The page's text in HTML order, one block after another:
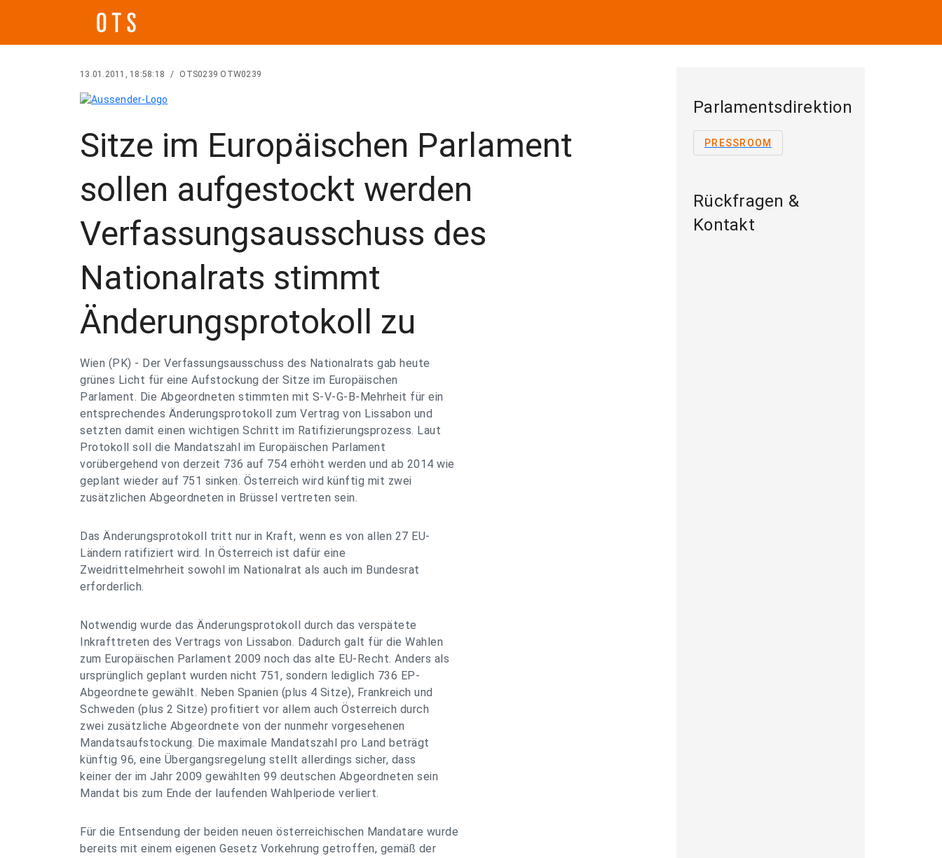
13.01.2011, 18:58:18 / OTS0239 OTW0239
Sitze im Europäischen Parlament
sollen aufgestockt werden
Verfassungsausschuss des
Nationalrats stimmt
Änderungsprotokoll zu
Wien (PK) - Der Verfassungsausschuss des Nationalrats gab heute
grünes Licht für eine Aufstockung der Sitze im Europäischen
Parlament. Die Abgeordneten stimmten mit S-V-G-B-Mehrheit für ein
entsprechendes Änderungsprotokoll zum Vertrag von Lissabon und
setzten damit einen wichtigen Schritt im Ratifizierungsprozess. Laut
Protokoll soll die Mandatszahl im Europäischen Parlament
vorübergehend von derzeit 736 auf 754 erhöht werden und ab 2014 wie
geplant wieder auf 751 sinken. Österreich wird künftig mit zwei
zusätzlichen Abgeordneten in Brüssel vertreten sein.
Das Änderungsprotokoll tritt nur in Kraft, wenn es von allen 27 EU-
Ländern ratifiziert wird. In Österreich ist dafür eine
Zweidrittelmehrheit sowohl im Nationalrat als auch im Bundesrat
erforderlich.
Notwendig wurde das Änderungsprotokoll durch das verspätete
Inkrafttreten des Vertrags von Lissabon. Dadurch galt für die Wahlen
zum Europäischen Parlament 2009 noch das alte EU-Recht. Anders als
ursprünglich geplant wurden nicht 751, sondern lediglich 736 EP-
Abgeordnete gewählt. Neben Spanien (plus 4 Sitze), Frankreich und
Schweden (plus 2 Sitze) profitiert vor allem auch Österreich durch
zwei zusätzliche Abgeordnete von der nunmehr vorgesehenen
Mandatsaufstockung. Die maximale Mandatszahl pro Land beträgt
künftig 96, eine Übergangsregelung stellt allerdings sicher, dass
keiner der im Jahr 2009 gewählten 99 deutschen Abgeordneten sein
Mandat bis zum Ende der laufenden Wahlperiode verliert.
Für die Entsendung der beiden neuen österreichischen Mandatare wurde
bereits mit einem eigenen Gesetz Vorkehrung getroffen, gemäß der
Parlamentsdirektion
PRESSROOM
Rückfragen &
Kontakt